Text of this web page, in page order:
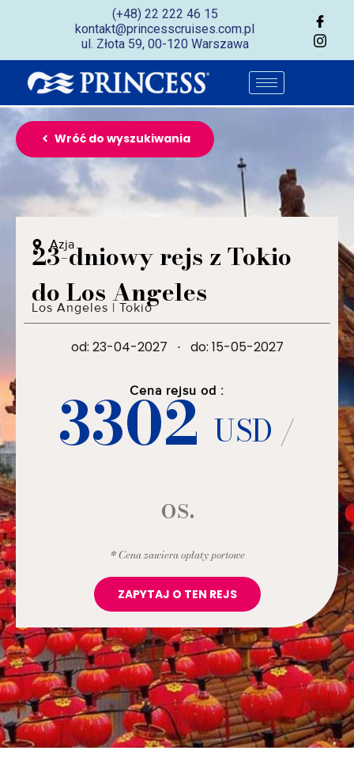
(+48) 22 222 46 15
kontakt@princesscruises.com.pl
ul. Złota 59, 00-120 Warszawa
Wróć do wyszukiwania
Azja
23-dniowy rejs z Tokio
do Los Angeles
Los Angeles | Tokio
od: 23-04-2027 · do: 15-05-2027
Cena rejsu od :
3302USD /
os.
* Cena zawiera opłaty portowe
ZAPYTAJ O TEN REJS